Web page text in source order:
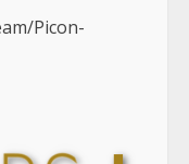
Picon-